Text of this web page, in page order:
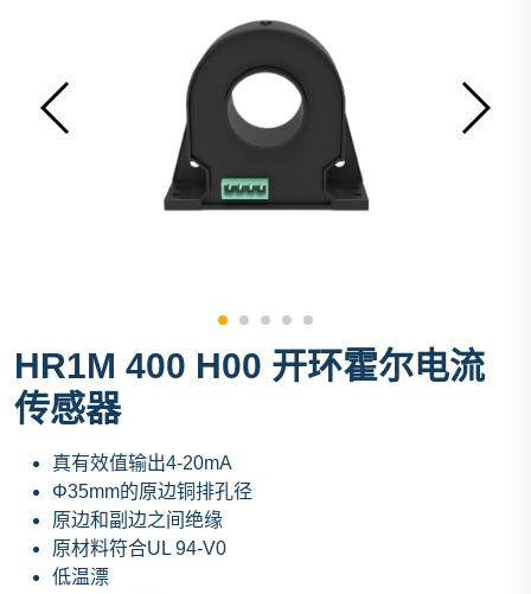
HR1M 400 H00 开环霍尔电流
传感器
真有效值输出4-20mA
Φ35mm的原边铜排孔径
原边和副边之间绝缘
原材料符合UL 94-V0
低温漂